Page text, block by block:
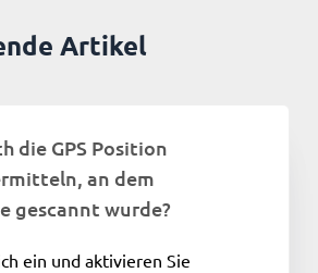
Artikel
die GPS Position
an dem
gescannt wurde?
ein und aktivieren Sie